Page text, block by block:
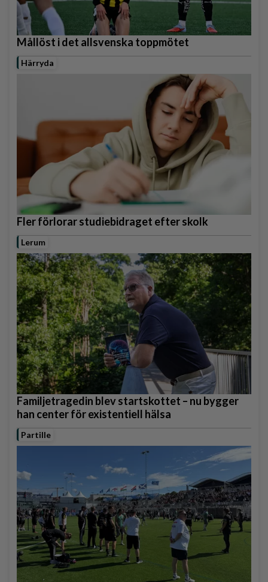
Mållöst i det allsvenska toppmötet
Härryda
Fler förlorar studiebidraget efter skolk
Lerum
Familjetragedin blev startskottet – nu bygger
han center för existentiell hälsa
Partille